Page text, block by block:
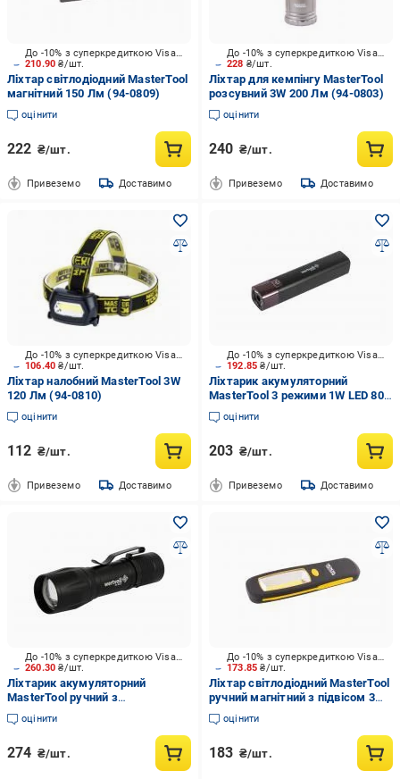
210.90₴/шт.
До -10% з суперкредиткою Visa Вигода
Ліхтар світлодіодний MasterTool
магнітний 150 Лм (94-0809)
оцінити
222 ₴/шт.
Привеземо Доставимо
228 ₴/шт.
До -10% з суперкредиткою Visa Вигода
Ліхтар для кемпінгу MasterTool
розсувний 3W 200 Лм (94-0803)
оцінити
240 ₴/шт.
Привеземо Доставимо
106.40₴/шт.
До -10% з суперкредиткою Visa Вигода
Ліхтар налобний MasterTool 3W
120 Лм (94-0810)
оцінити
112 ₴/шт.
Привеземо Доставимо
192.85₴/шт.
До -10% з суперкредиткою Visa Вигода
Ліхтарик акумуляторний
MasterTool 3 режими 1W LED 80
lum/7000K/60 м/power
bank/USB/Li-ion1200mAh/ABS
оцінити
203 ₴/шт.
Привеземо Доставимо
260.30₴/шт.
До -10% з суперкредиткою Visa Вигода
Ліхтарик акумуляторний
MasterTool ручний з
регулюванням фокусу 3 режими
1W LED/1W COB LED 100 lum/80
оцінити
274 ₴/шт.
173.85₴/шт.
До -10% з суперкредиткою Visa Вигода
Ліхтар світлодіодний MasterTool
ручний магнітний з підвісом 3W
COB LED/150 lum/6500К/10
м/3xAA/ABS (94-0807) чорний із
оцінити
183 ₴/шт.